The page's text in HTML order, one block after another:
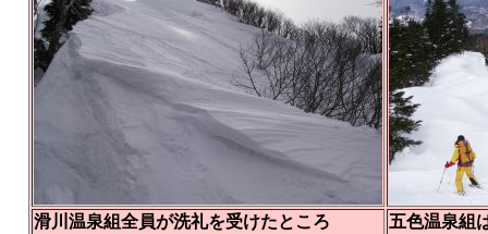
滑川温泉組全員が洗礼を受けたところ 五色温泉組